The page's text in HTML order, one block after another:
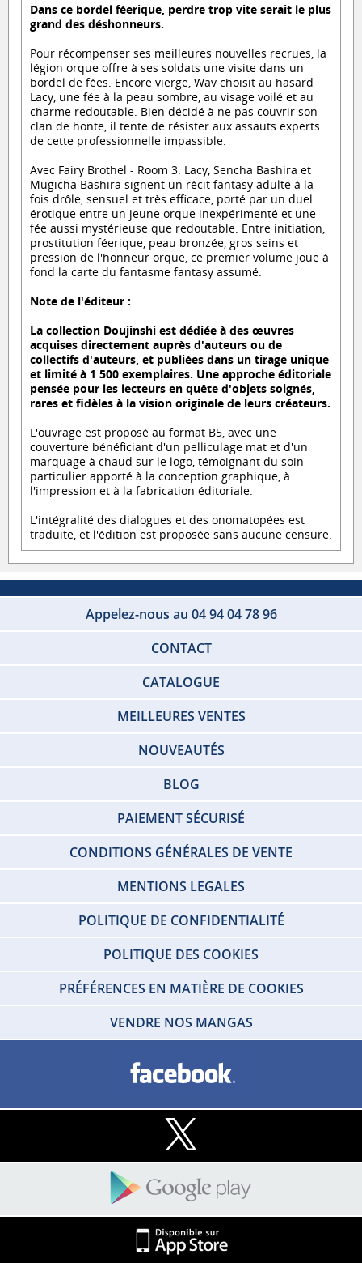
Dans ce bordel féerique, perdre trop vite serait le plus
grand des déshonneurs.
Pour récompenser ses meilleures nouvelles recrues, la
légion orque offre à ses soldats une visite dans un
bordel de fées. Encore vierge, Wav choisit au hasard
Lacy, une fée à la peau sombre, au visage voilé et au
charme redoutable. Bien décidé à ne pas couvrir son
clan de honte, il tente de résister aux assauts experts
de cette professionnelle impassible.
Avec Fairy Brothel - Room 3: Lacy, Sencha Bashira et
Mugicha Bashira signent un récit fantasy adulte à la
fois drôle, sensuel et très efficace, porté par un duel
érotique entre un jeune orque inexpérimenté et une
fée aussi mystérieuse que redoutable. Entre initiation,
prostitution féerique, peau bronzée, gros seins et
pression de l'honneur orque, ce premier volume joue à
fond la carte du fantasme fantasy assumé.
Note de l'éditeur :
La collection Doujinshi est dédiée à des œuvres
acquises directement auprès d'auteurs ou de
collectifs d'auteurs, et publiées dans un tirage unique
et limité à 1 500 exemplaires. Une approche éditoriale
pensée pour les lecteurs en quête d'objets soignés,
rares et fidèles à la vision originale de leurs créateurs.
L'ouvrage est proposé au format B5, avec une
couverture bénéficiant d'un pelliculage mat et d'un
marquage à chaud sur le logo, témoignant du soin
particulier apporté à la conception graphique, à
l'impression et à la fabrication éditoriale.
L'intégralité des dialogues et des onomatopées est
traduite, et l'édition est proposée sans aucune censure.
Appelez-nous au 04 94 04 78 96
CONTACT
CATALOGUE
MEILLEURES VENTES
NOUVEAUTÉS
BLOG
PAIEMENT SÉCURISÉ
CONDITIONS GÉNÉRALES DE VENTE
MENTIONS LEGALES
POLITIQUE DE CONFIDENTIALITÉ
POLITIQUE DES COOKIES
PRÉFÉRENCES EN MATIÈRE DE COOKIES
VENDRE NOS MANGAS